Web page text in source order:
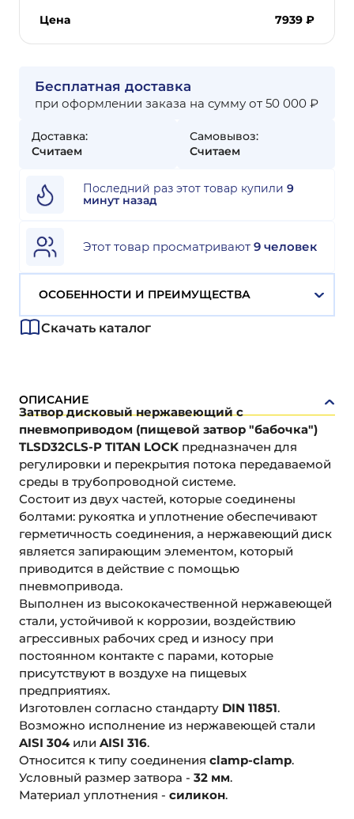
Цена 7939 ₽
Бесплатная доставка
при оформлении заказа на сумму от 50 000 ₽
Доставка:
Считаем
Самовывоз:
Считаем
Последний раз этот товар купили 9
минут назад
Этот товар просматривают 9 человек
ОСОБЕННОСТИ И ПРЕИМУЩЕСТВА
Скачать каталог
ОПИСАНИЕ
Затвор дисковый нержавеющий с
пневмоприводом (пищевой затвор "бабочка")
TLSD32CLS-P TITAN LOCK предназначен для
регулировки и перекрытия потока передаваемой
среды в трубопроводной системе.
Состоит из двух частей, которые соединены
болтами: рукоятка и уплотнение обеспечивают
герметичность соединения, а нержавеющий диск
является запирающим элементом, который
приводится в действие с помощью
пневмопривода.
Выполнен из высококачественной нержавеющей
стали, устойчивой к коррозии, воздействию
агрессивных рабочих сред и износу при
постоянном контакте с парами, которые
присутствуют в воздухе на пищевых
предприятиях.
Изготовлен согласно стандарту DIN 11851.
Возможно исполнение из нержавеющей стали
AISI 304или AISI 316.
Относится к типу соединения clamp-clamp.
Условный размер затвора - 32 мм.
Материал уплотнения - силикон.